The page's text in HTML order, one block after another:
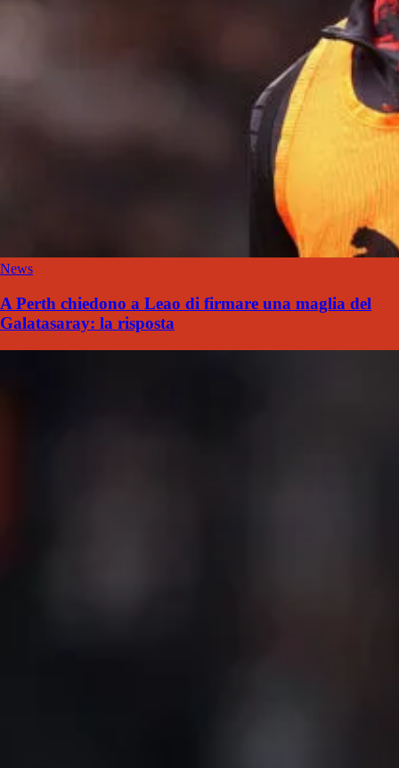
News
A Perth chiedono a Leao di firmare una maglia del
Galatasaray: la risposta